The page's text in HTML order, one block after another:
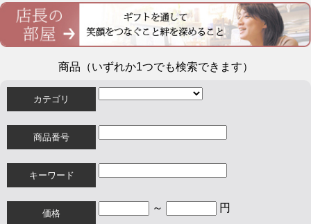
商品（いずれか1つでも検索できます）
カテゴリ
商品番号
キーワード
価格 ～ 円